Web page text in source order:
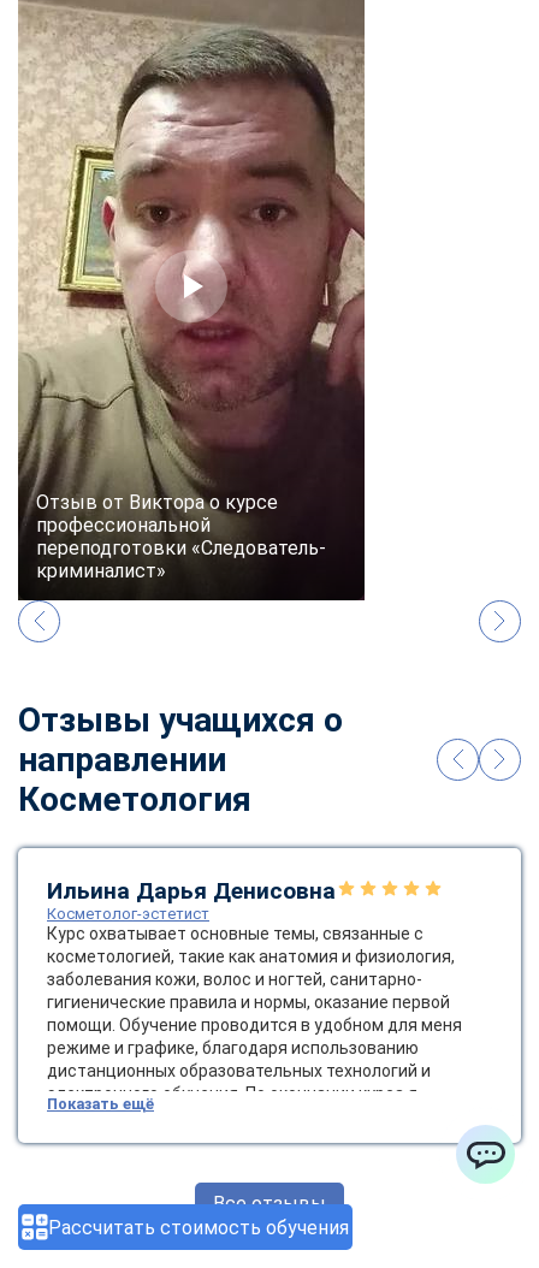
Рассчитать стоимость обучения
Отзыв от Виктора о курсе
профессиональной
переподготовки «Следователь-
криминалист»
Отзывы учащихся о
направлении
Косметология
Ильина Дарья Денисовна
Косметолог-эстетист
Курс охватывает основные темы, связанные с
косметологией, такие как анатомия и физиология,
заболевания кожи, волос и ногтей, санитарно-
гигиенические правила и нормы, оказание первой
помощи. Обучение проводится в удобном для меня
режиме и графике, благодаря использованию
дистанционных образовательных технологий и
электронного обучения. По окончании курса я
получила диплом государственного образца, который
позволяет мне работать косметологом-эстетистом.
Это открывает новые возможности для карьерного
роста и развития в сфере красоты и здоровья.
Показать ещё
Все отзывы
ChatApp
online
Мессенджеры
Свяжитесь с нами через любой удобный мессенджер!
Telegram WhatsApp
Vkontakte
Max
ChatApp